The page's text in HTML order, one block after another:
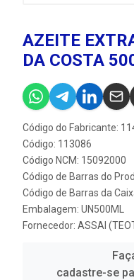
AZEITE
DA COSTA
Código do Fabricante:
Código: 113086
Código NCM: 15092000
Código de Barras do
Código de Barras da
Embalagem: UN500ML
Fornecedor: ASSAI
cadastre-se